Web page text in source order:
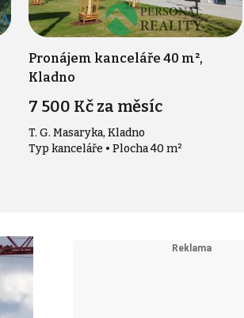
Pronájem kanceláře 40 m²,
Kladno
7 500 Kč za měsíc
T. G. Masaryka, Kladno
Typ kanceláře • Plocha 40 m²